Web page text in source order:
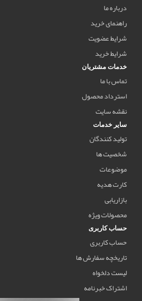
درباره ما
راهنمای خرید
شرایط عضویت
شرایط خرید
خدمات مشتریان
تماس با ما
استرداد محصول
نقشه سایت
سایر خدمات
تولید کنندگان
شخصیت ها
موضوعات
کارت هدیه
بازاریابی
محصولات ویژه
حساب کاربری
حساب کاربری
تاریخچه سفارش ها
لیست دلخواه
اشتراک خبرنامه